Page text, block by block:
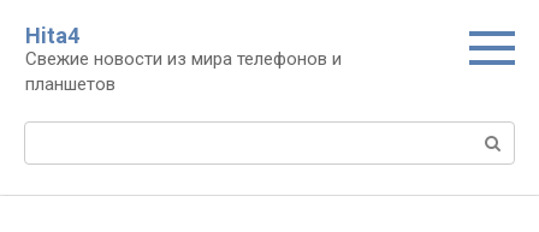
контенту
Нita4
Свежие новости из мира телефонов и
планшетов
Поиск: